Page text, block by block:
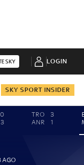
SKY LOGIN
SKY SPORT INSIDER
0
3
TRO
3
ANR
1
AGO